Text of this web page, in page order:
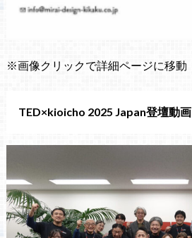
※画像クリックで詳細ページに移動
TED×kioicho 2025 Japan登壇動画